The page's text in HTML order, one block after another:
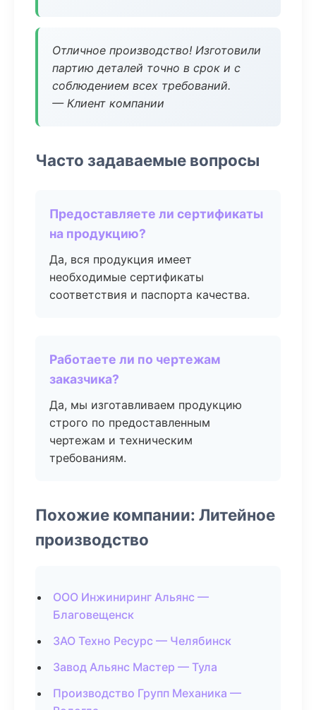
Отличное производство! Изготовили
партию деталей точно в срок и с
соблюдением всех требований.
— Клиент компании
Часто задаваемые вопросы
Предоставляете ли сертификаты
на продукцию?
Да, вся продукция имеет
необходимые сертификаты
соответствия и паспорта качества.
Работаете ли по чертежам
заказчика?
Да, мы изготавливаем продукцию
строго по предоставленным
чертежам и техническим
требованиям.
Похожие компании: Литейное
производство
ООО Инжиниринг Альянс —
Благовещенск
ЗАО Техно Ресурс — Челябинск
Завод Альянс Мастер — Тула
Производство Групп Механика —